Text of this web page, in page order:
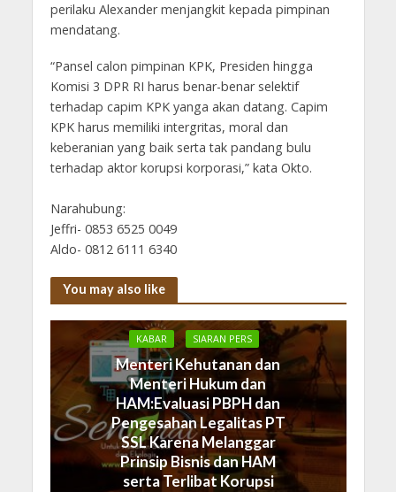
perilaku Alexander menjangkit kepada pimpinan
mendatang.
“Pansel calon pimpinan KPK, Presiden hingga
Komisi 3 DPR RI harus benar-benar selektif
terhadap capim KPK yanga akan datang. Capim
KPK harus memiliki intergritas, moral dan
keberanian yang baik serta tak pandang bulu
terhadap aktor korupsi korporasi,” kata Okto.
Narahubung:
Jeffri- 0853 6525 0049
Aldo- 0812 6111 6340
You may also like
KABAR SIARAN PERS
Menteri Kehutanan dan
Menteri Hukum dan
HAM:Evaluasi PBPH dan
Pengesahan Legalitas PT
SSL Karena Melanggar
Prinsip Bisnis dan HAM
serta Terlibat Korupsi